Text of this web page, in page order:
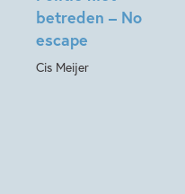
betreden – No
escape
Cis Meijer